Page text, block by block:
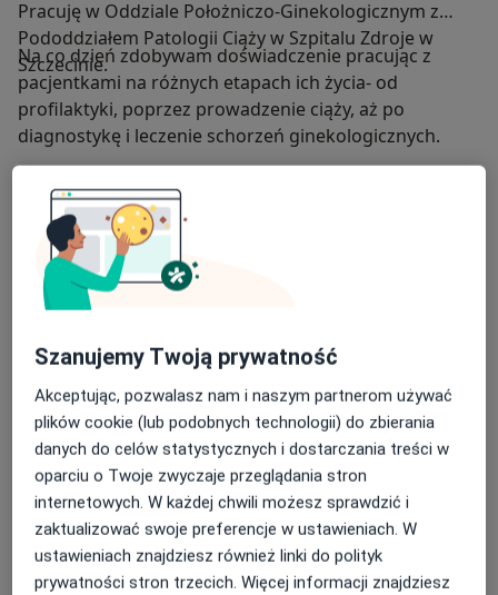
Pracuję w Oddziale Położniczo-Ginekologicznym z
Pododdziałem Patologii Ciąży w Szpitalu Zdroje w
Szczecinie.
Na co dzień zdobywam doświadczenie pracując z
pacjentkami na różnych etapach ich życia- od
profilaktyki, poprzez prowadzenie ciąży, aż po
diagnostykę i leczenie schorzeń ginekologicznych.
pacjenta oparte na wzajemnym zaufaniu oraz
poczuciu bezpieczeństwa. Szczególną wagę
przywiązuję do komfortu pacjentek oraz zrozumiałej
komunikacji.
w kursach i szkoleniach, aby zapewnić opieką zgodną
z aktualnymi standardami medycznymi.
więcejO mnie
Zakres porad
Położnictwo i ginekologia
Główne obszary pomocy
Szanujemy Twoją prywatność
Akceptując, pozwalasz nam i naszym partnerom używać
plików cookie (lub podobnych technologii) do zbierania
danych do celów statystycznych i dostarczania treści w
oparciu o Twoje zwyczaje przeglądania stron
internetowych. W każdej chwili możesz sprawdzić i
zaktualizować swoje preferencje w ustawieniach. W
ustawieniach znajdziesz również linki do polityk
prywatności stron trzecich. Więcej informacji znajdziesz